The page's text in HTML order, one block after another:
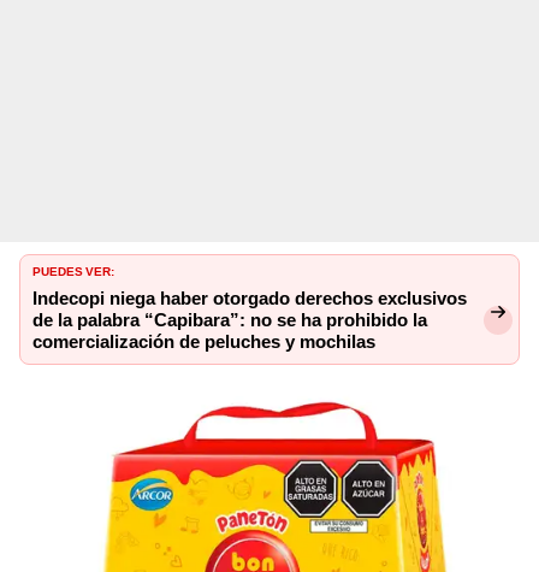
PUEDES VER:
Indecopi niega haber otorgado derechos exclusivos
de la palabra “Capibara”: no se ha prohibido la
comercialización de peluches y mochilas